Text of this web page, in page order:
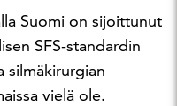
Suomi on sijoittunut
SFS-standardin
silmäkirurgian
vielä ole.